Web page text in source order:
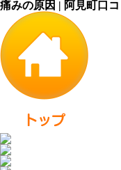
痛みの原因 | 阿見町口